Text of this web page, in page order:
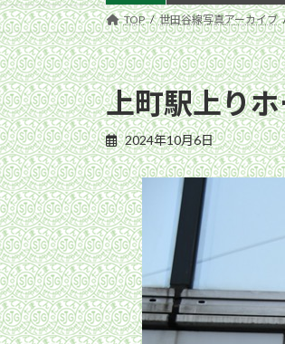
ッ
プ
移
動
TOP 世田谷線写真アーカイブ
上町駅上り
2024年10月6日